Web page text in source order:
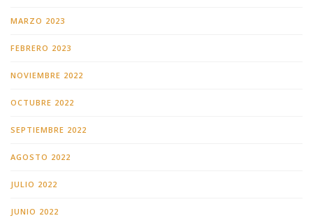
MARZO 2023
FEBRERO 2023
NOVIEMBRE 2022
OCTUBRE 2022
SEPTIEMBRE 2022
AGOSTO 2022
JULIO 2022
JUNIO 2022